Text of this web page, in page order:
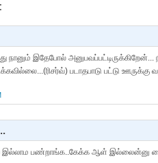
இதேபோல் அனுபவப்பட்டிருக்கிறேன்...
படாதபாடு பட்டு
இல்லாம பண்றாங்க..கேக்க ஆள் இல்லைன்னு